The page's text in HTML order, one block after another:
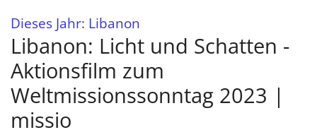
Dieses Jahr: Libanon
Libanon: Licht und Schatten -
Aktionsfilm zum
Weltmissionssonntag 2023 |
missio